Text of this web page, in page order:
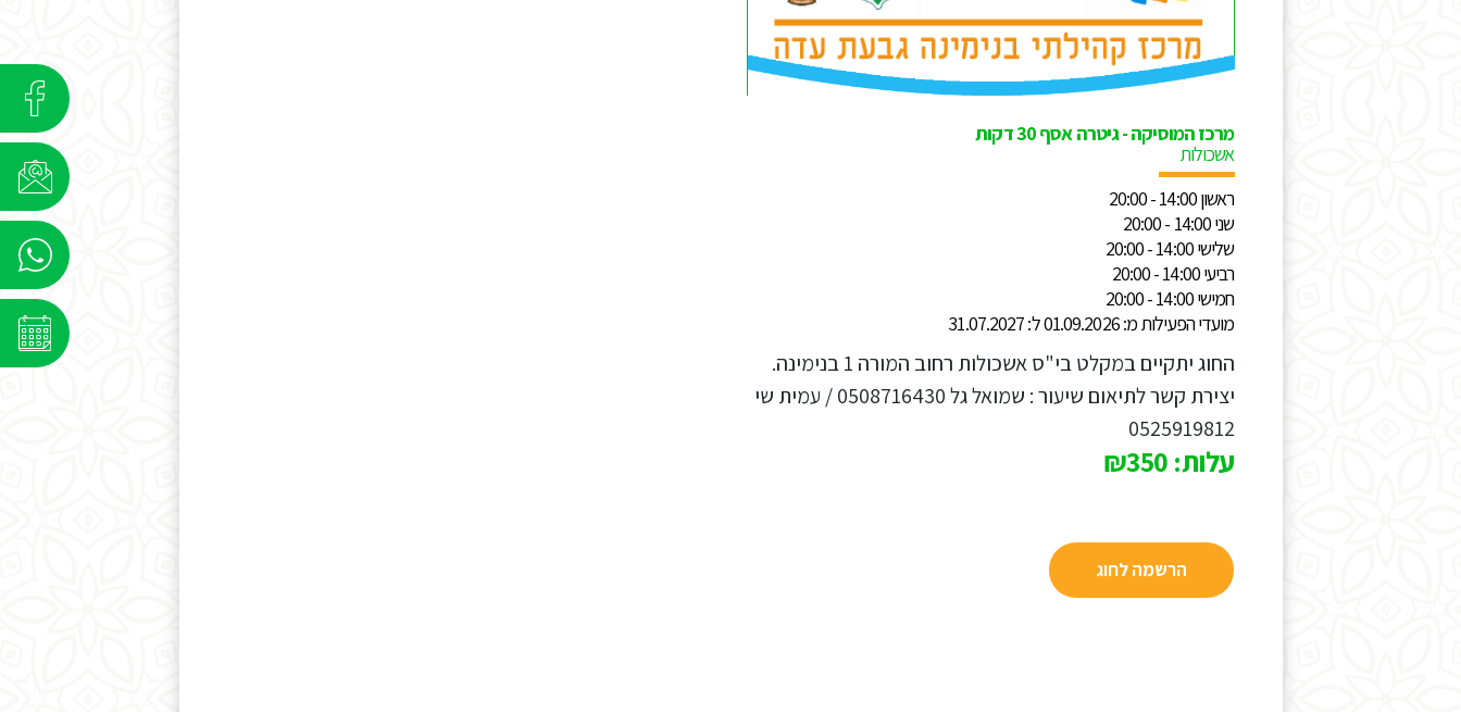
מרכז המוסיקה - גיטרה אסף 30 דקות
אשכולות
ראשון 14:00 - 20:00
שני 14:00 - 20:00
שלישי 14:00 - 20:00
רביעי 14:00 - 20:00
חמישי 14:00 - 20:00
מועדי הפעילות מ: 01.09.2026 ל: 31.07.2027
החוג יתקיים במקלט בי"ס אשכולות רחוב המורה 1 בנימינה.
יצירת קשר לתיאום שיעור : שמואל גל 0508716430 / עמית שי
0525919812
עלות: ₪350
הרשמה לחוג